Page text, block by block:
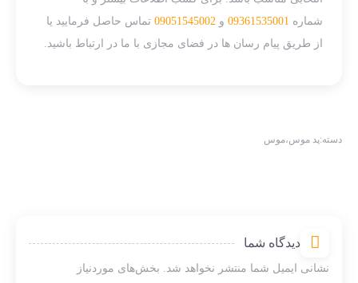
شماره 09361535001 و 09051545002 تماس حاصل فرمایید یا
از طریق پیام رسان ها در فضای مجازی با ما در ارتباط باشید.
دسته:پد موس،موس
دیدگاه شما
نشانی ایمیل شما منتشر نخواهد شد.
بخش‌های موردنیاز